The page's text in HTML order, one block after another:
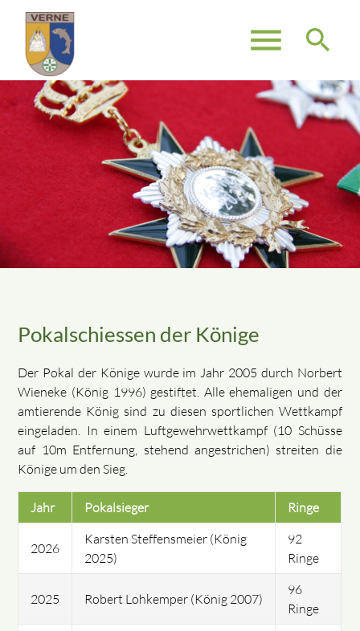
menu search
Suchbegriffe SUCHEN
Pokalschiessen der Könige
Der Pokal der Könige wurde im Jahr 2005 durch Norbert
Wieneke (König 1996) gestiftet. Alle ehemaligen und der
amtierende König sind zu diesen sportlichen Wettkampf
eingeladen. In einem Luftgewehrwettkampf (10 Schüsse
auf 10m Entfernung, stehend angestrichen) streiten die
Könige um den Sieg.
Jahr Pokalsieger Ringe
2026
Karsten Steffensmeier (König
2025)
92
Ringe
2025 Robert Lohkemper (König 2007)
96
Ringe